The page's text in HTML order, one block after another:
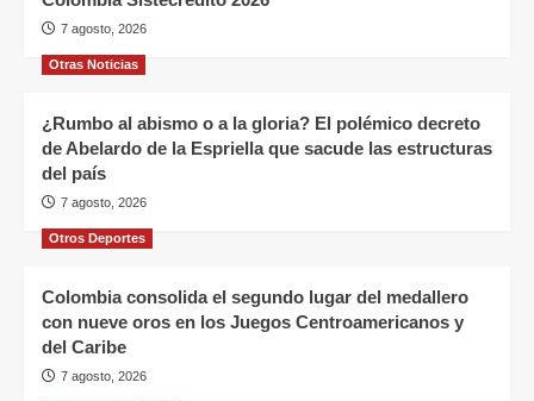
7 agosto, 2026
Otras Noticias
¿Rumbo al abismo o a la gloria? El polémico decreto
de Abelardo de la Espriella que sacude las estructuras
del país
7 agosto, 2026
Otros Deportes
Colombia consolida el segundo lugar del medallero
con nueve oros en los Juegos Centroamericanos y
del Caribe
7 agosto, 2026